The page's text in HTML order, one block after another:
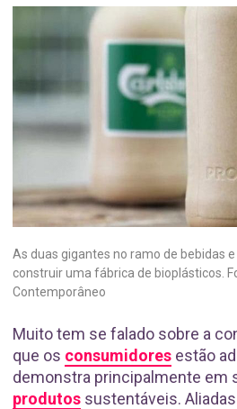
As duas gigantes no ramo de bebidas
construir uma fábrica de bioplásticos.
Contemporâneo
Muito tem se falado sobre a
que os consumidores estão
demonstra principalmente em
produtos sustentáveis.